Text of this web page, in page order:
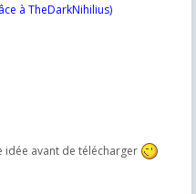
à TheDarkNihilius)
avant de télécharger